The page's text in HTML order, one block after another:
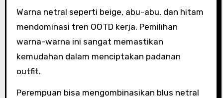
Warna netral seperti beige, abu-abu, dan hitam
mendominasi tren OOTD kerja. Pemilihan
warna-warna ini sangat memastikan
kemudahan dalam menciptakan padanan
outfit.
Perempuan bisa mengombinasikan blus netral